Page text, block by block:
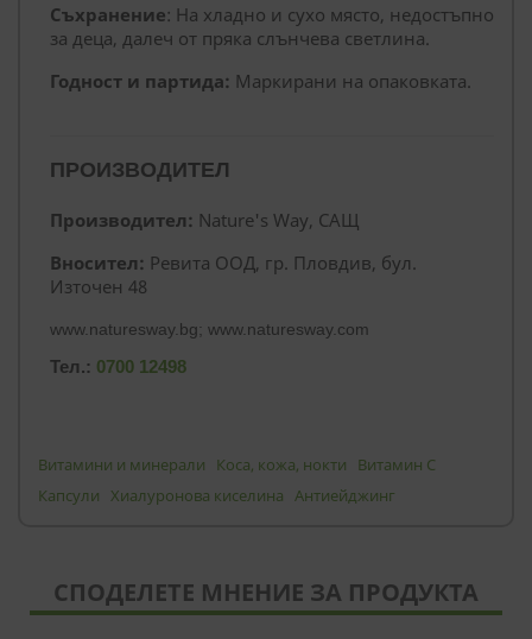
Съхранение: На хладно и сухо място, недостъпно
за деца, далеч от пряка слънчева светлина.
Годност и партида: Маркирани на опаковката.
ПРОИЗВОДИТЕЛ
Производител: Nature's Way, САЩ
Вносител: Ревита ООД, гр. Пловдив, бул.
Източен 48
www.naturesway.bg; www.naturesway.com
Тел.: 0700 12498
Витамини и минерали Коса, кожа, нокти
Витамин C
Капсули Хиалуронова киселина Антиейджинг
СПОДЕЛЕТЕ МНЕНИЕ ЗА ПРОДУКТА